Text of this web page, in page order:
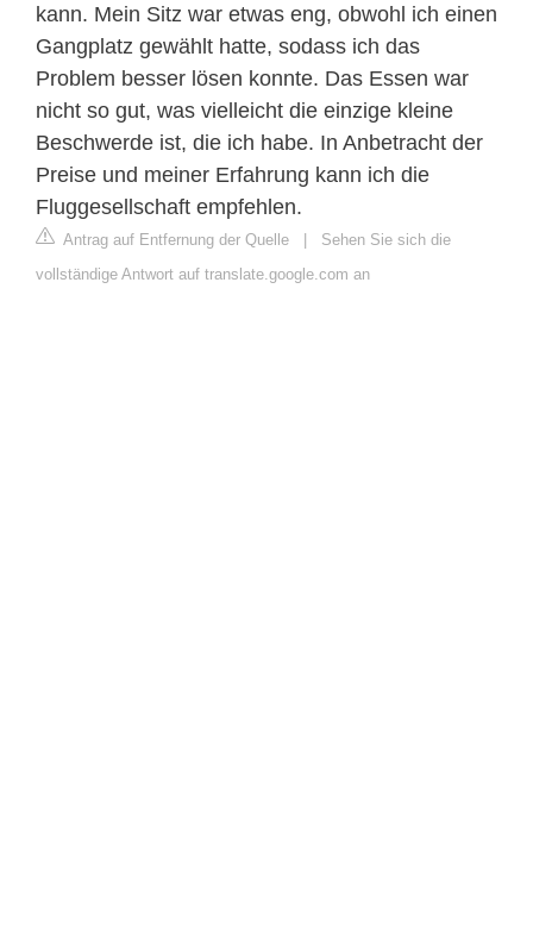
kann. Mein Sitz war etwas eng, obwohl ich einen
Gangplatz gewählt hatte, sodass ich das
Problem besser lösen konnte. Das Essen war
nicht so gut, was vielleicht die einzige kleine
Beschwerde ist, die ich habe. In Anbetracht der
Preise und meiner Erfahrung kann ich die
Fluggesellschaft empfehlen.
Antrag auf Entfernung der Quelle | Sehen Sie sich die
vollständige Antwort auf translate.google.com an